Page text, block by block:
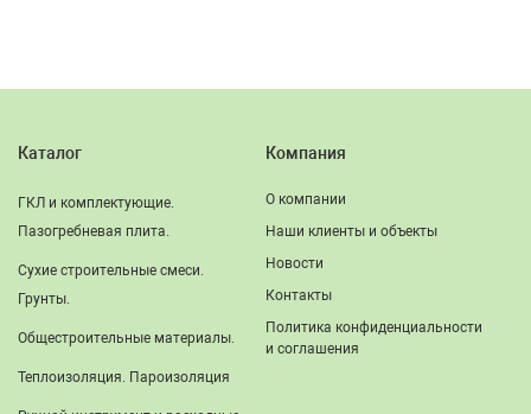
Каталог
ГКЛ и комплектующие.
Пазогребневая плита.
Сухие строительные смеси.
Грунты.
Общестроительные материалы.
Теплоизоляция. Пароизоляция
Компания
О компании
Наши клиенты и объекты
Новости
Контакты
Политика конфиденциальности
и соглашения